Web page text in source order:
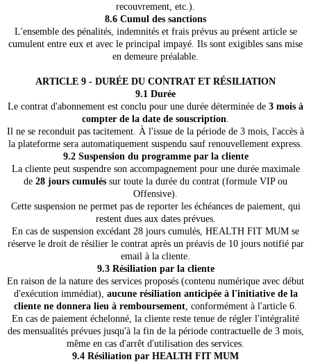
recouvrement, etc.).
8.6 Cumul des sanctions
L'ensemble des pénalités, indemnités et frais prévus au présent article se
cumulent entre eux et avec le principal impayé. Ils sont exigibles sans mise
en demeure préalable.
ARTICLE 9 - DURÉE DU CONTRAT ET RÉSILIATION
9.1 Durée
Le contrat d'abonnement est conclu pour une durée déterminée de 3 mois à
compter de la date de souscription.
Il ne se reconduit pas tacitement. À l'issue de la période de 3 mois, l'accès à
la plateforme sera automatiquement suspendu sauf renouvellement express.
9.2 Suspension du programme par la cliente
La cliente peut suspendre son accompagnement pour une durée maximale
de 28 jours cumulés sur toute la durée du contrat (formule VIP ou
Offensive).
Cette suspension ne permet pas de reporter les échéances de paiement, qui
restent dues aux dates prévues.
En cas de suspension excédant 28 jours cumulés, HEALTH FIT MUM se
réserve le droit de résilier le contrat après un préavis de 10 jours notifié par
email à la cliente.
9.3 Résiliation par la cliente
En raison de la nature des services proposés (contenu numérique avec début
d'exécution immédiat), aucune résiliation anticipée à l'initiative de la
cliente ne donnera lieu à remboursement, conformément à l'article 6.
En cas de paiement échelonné, la cliente reste tenue de régler l'intégralité
des mensualités prévues jusqu'à la fin de la période contractuelle de 3 mois,
même en cas d'arrêt d'utilisation des services.
9.4 Résiliation par HEALTH FIT MUM